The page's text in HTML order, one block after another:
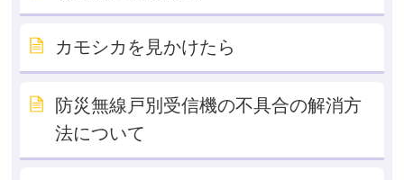
カモシカを見かけたら
防災無線戸別受信機の不具合の解消方
法について